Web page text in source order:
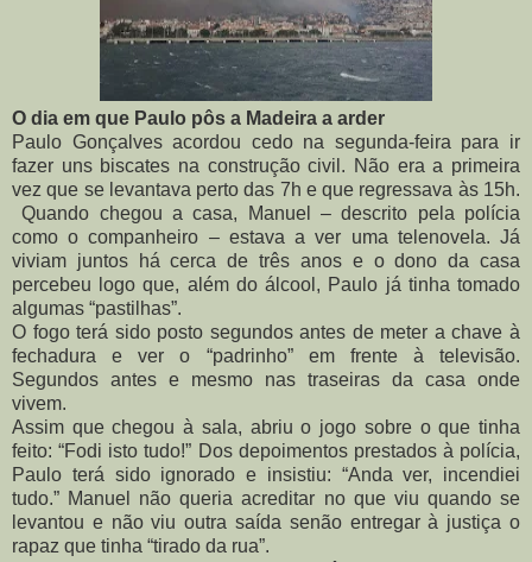
O dia em que Paulo pôs a Madeira a arder
Paulo Gonçalves acordou cedo na segunda-feira para ir
fazer uns biscates na construção civil. Não era a primeira
vez que se levantava perto das 7h e que regressava às 15h.
Quando chegou a casa, Manuel – descrito pela polícia
como o companheiro – estava a ver uma telenovela. Já
viviam juntos há cerca de três anos e o dono da casa
percebeu logo que, além do álcool, Paulo já tinha tomado
algumas “pastilhas”.
O fogo terá sido posto segundos antes de meter a chave à
fechadura e ver o “padrinho” em frente à televisão.
Segundos antes e mesmo nas traseiras da casa onde
vivem.
Assim que chegou à sala, abriu o jogo sobre o que tinha
feito: “Fodi isto tudo!” Dos depoimentos prestados à polícia,
Paulo terá sido ignorado e insistiu: “Anda ver, incendiei
tudo.” Manuel não queria acreditar no que viu quando se
levantou e não viu outra saída senão entregar à justiça o
rapaz que tinha “tirado da rua”.